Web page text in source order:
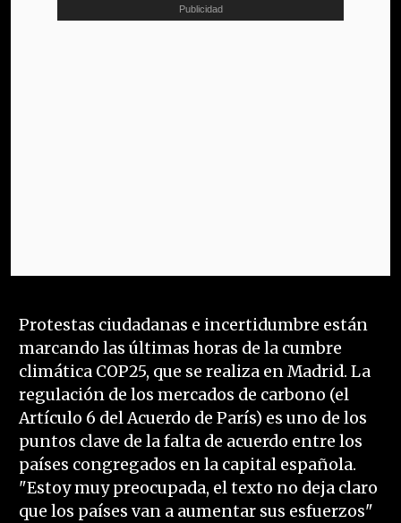
Protestas ciudadanas e incertidumbre están
marcando las últimas horas de la cumbre
climática COP25, que se realiza en Madrid. La
regulación de los mercados de carbono (el
Artículo 6 del Acuerdo de París) es uno de los
puntos clave de la falta de acuerdo entre los
países congregados en la capital española.
"Estoy muy preocupada, el texto no deja claro
que los países van a aumentar sus esfuerzos"